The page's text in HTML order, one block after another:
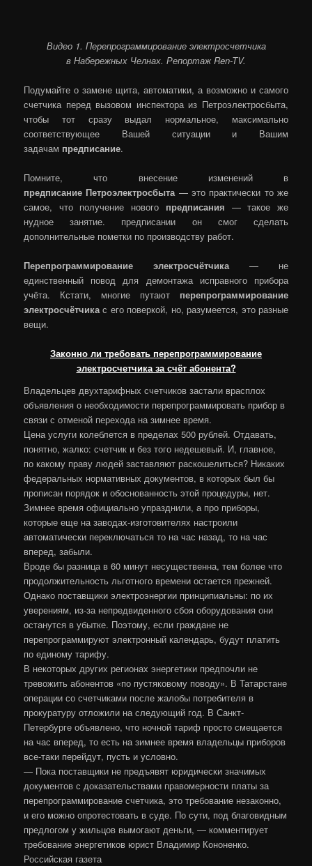
Видео 1. Перепрограммирование электросчетчика
в Набережных Челнах. Репортаж Ren-TV.
Подумайте о замене щита, автоматики, а возможно и самого
счетчика перед вызовом инспектора из Петроэлектросбыта,
чтобы тот сразу выдал нормальное, максимально
соответствующее Вашей ситуации и Вашим
задачам предписание.
Помните, что внесение изменений в
предписание Петроэлектросбыта— это практически то же
самое, что получение нового предписания — такое же
нудное занятие. предписании он смог сделать
дополнительные пометки по производству работ.
Перепрограммирование электросчётчика— не
единственный повод для демонтажа исправного прибора
учёта. Кстати, многие путают перепрограммирование
электросчётчикас его поверкой, но, разумеется, это разные
вещи.
Законно ли требовать перепрограммирование
электросчетчика за счёт абонента?
Владельцев двухтарифных счетчиков застали врасплох
объявления о необходимости перепрограммировать прибор в
связи с отменой перехода на зимнее время.
Цена услуги колеблется в пределах 500 рублей. Отдавать,
понятно, жалко: счетчик и без того недешевый. И, главное,
по какому праву людей заставляют раскошелиться? Никаких
федеральных нормативных документов, в которых был бы
прописан порядок и обоснованность этой процедуры, нет.
Зимнее время официально упразднили, а про приборы,
которые еще на заводах-изготовителях настроили
автоматически переключаться то на час назад, то на час
вперед, забыли.
Вроде бы разница в 60 минут несущественна, тем более что
продолжительность льготного времени остается прежней.
Однако поставщики электроэнергии принципиальны: по их
уверениям, из-за непредвиденного сбоя оборудования они
останутся в убытке. Поэтому, если граждане не
перепрограммируют электронный календарь, будут платить
по единому тарифу.
В некоторых других регионах энергетики предпочли не
тревожить абонентов «по пустяковому поводу». В Татарстане
операции со счетчиками после жалобы потребителя в
прокуратуру отложили на следующий год. В Санкт-
Петербурге объявлено, что ночной тариф просто смещается
на час вперед, то есть на зимнее время владельцы приборов
все-таки перейдут, пусть и условно.
— Пока поставщики не предъявят юридически значимых
документов с доказательствами правомерности платы за
перепрограммирование счетчика, это требование незаконно,
и его можно опротестовать в суде. По сути, под благовидным
предлогом у жильцов вымогают деньги, — комментирует
требование энергетиков юрист Владимир Кононенко.
Российская газета